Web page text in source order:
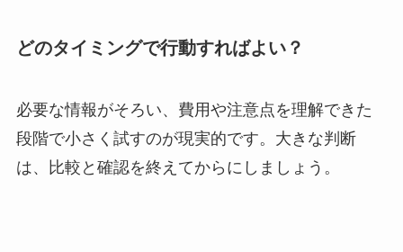
どのタイミングで行動すればよい？
必要な情報がそろい、費用や注意点を理解できた
段階で小さく試すのが現実的です。大きな判断
は、比較と確認を終えてからにしましょう。